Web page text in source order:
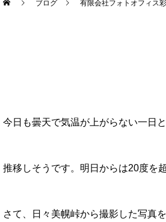
ブログ 有限会社フォトオフィス
今日も曇天で気温が上がらない一日
推移しそうです。明日からは20度を
さて、日々美幌峠から撮影した写真